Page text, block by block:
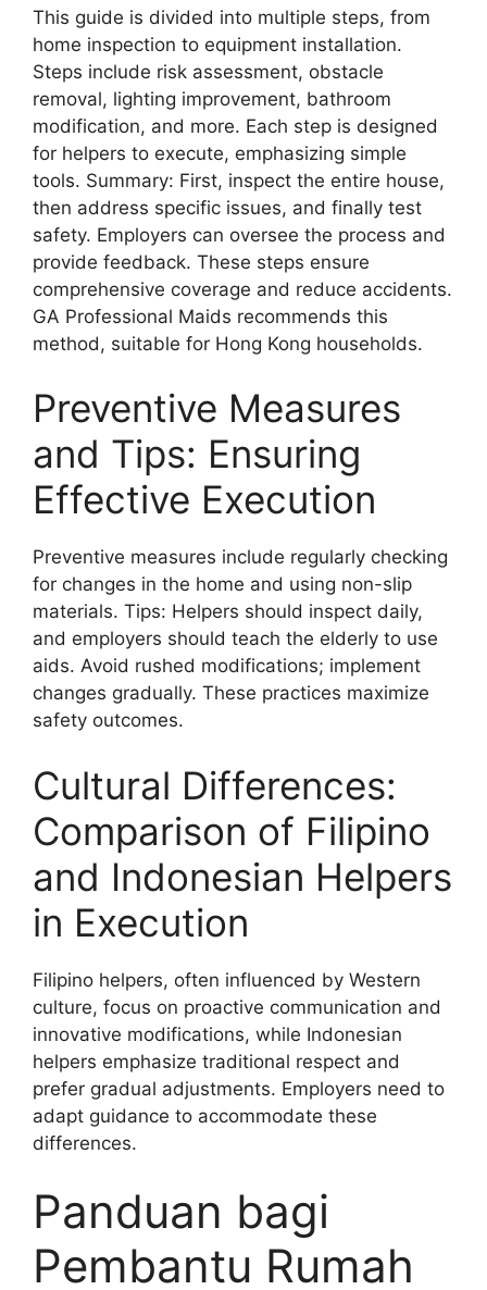
This guide is divided into multiple steps, from
home inspection to equipment installation.
Steps include risk assessment, obstacle
removal, lighting improvement, bathroom
modification, and more. Each step is designed
for helpers to execute, emphasizing simple
tools. Summary: First, inspect the entire house,
then address specific issues, and finally test
safety. Employers can oversee the process and
provide feedback. These steps ensure
comprehensive coverage and reduce accidents.
GA Professional Maids recommends this
method, suitable for Hong Kong households.
Preventive Measures
and Tips: Ensuring
Effective Execution
Preventive measures include regularly checking
for changes in the home and using non-slip
materials. Tips: Helpers should inspect daily,
and employers should teach the elderly to use
aids. Avoid rushed modifications; implement
changes gradually. These practices maximize
safety outcomes.
Cultural Differences:
Comparison of Filipino
and Indonesian Helpers
in Execution
Filipino helpers, often influenced by Western
culture, focus on proactive communication and
innovative modifications, while Indonesian
helpers emphasize traditional respect and
prefer gradual adjustments. Employers need to
adapt guidance to accommodate these
differences.
Panduan bagi
Pembantu Rumah